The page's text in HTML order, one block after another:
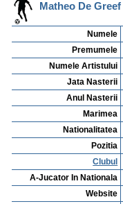
Matheo De Greef
Numele
Premumele
Numele Artistului
Jata Nasterii
Anul Nasterii
Marimea
Nationalitatea
Pozitia
Clubul
A-Jucator In Nationala
Website